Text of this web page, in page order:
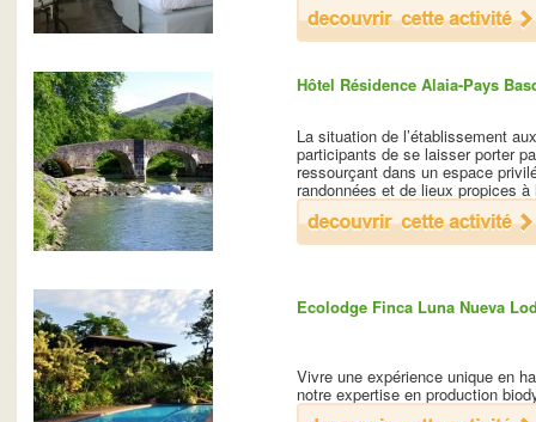
Hôtel Résidence Alaia-Pays
La situation de l’établissement
participants de se laisser porter
ressourçant dans un espace
randonnées et de lieux propices
Ecolodge Finca Luna Nueva
Vivre une expérience unique en
notre expertise en production